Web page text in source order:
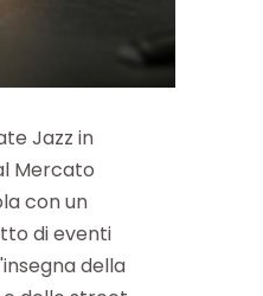
Jazz in
Mercato
con un
di eventi
della